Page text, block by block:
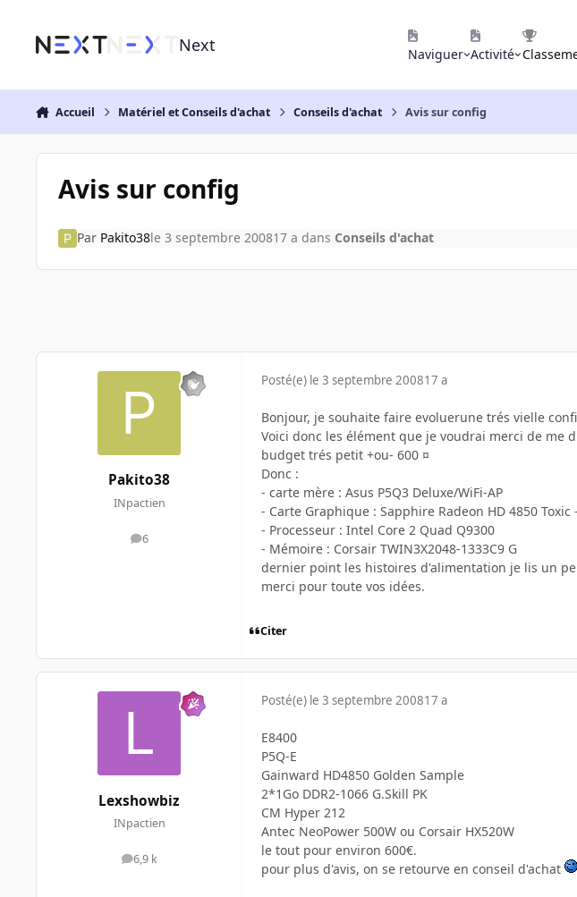
Next Naviguer Activité
Accueil Matériel et Conseils d'achat Conseils d'achat Avis sur config
Avis sur config
Par Pakito38le 3 septembre 200817 a dans Conseils d'achat
Pakito38
INpactien
6
messages
Posté(e) le 3 septembre 200817 a
Bonjour, je souhaite faire evoluerune trés vielle
Voici donc les élément que je voudrai merci de me
budget trés petit +ou- 600 ¤
Donc :
- carte mère : Asus P5Q3 Deluxe/WiFi-AP
- Carte Graphique : Sapphire Radeon HD 4850 Toxic
- Processeur : Intel Core 2 Quad Q9300
- Mémoire : Corsair TWIN3X2048-1333C9 G
dernier point les histoires d'alimentation je lis un
merci pour toute vos idées.
Citer
Lexshowbiz
INpactien
6,9 k
messages
Posté(e) le 3 septembre 200817 a
E8400
P5Q-E
Gainward HD4850 Golden Sample
2*1Go DDR2-1066 G.Skill PK
CM Hyper 212
Antec NeoPower 500W ou Corsair HX520W
le tout pour environ 600€.
pour plus d'avis, on se retourve en conseil d'achat